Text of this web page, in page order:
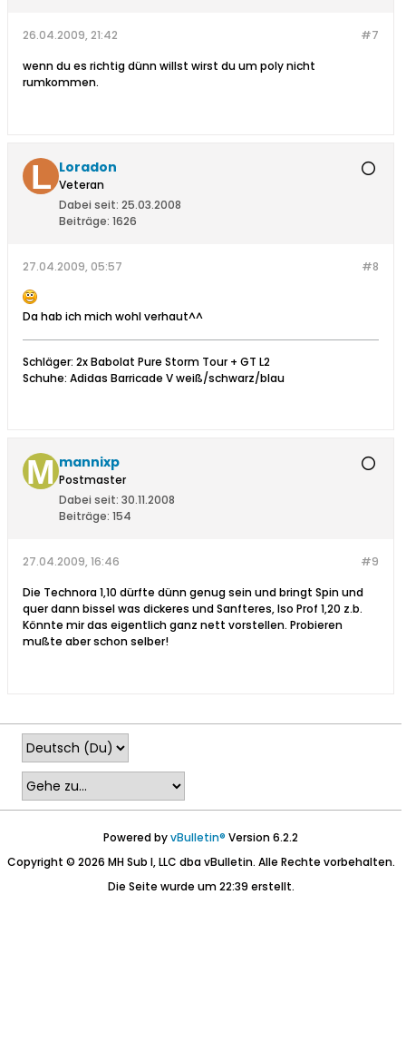
#7
26.04.2009, 21:42
wenn du es richtig dünn willst wirst du um poly nicht
rumkommen.
Loradon
Veteran
Dabei seit: 25.03.2008
Beiträge: 1626
#8
27.04.2009, 05:57
Da hab ich mich wohl verhaut^^
Schläger: 2x Babolat Pure Storm Tour + GT L2
Schuhe: Adidas Barricade V weiß/schwarz/blau
mannixp
Postmaster
Dabei seit: 30.11.2008
Beiträge: 154
#9
27.04.2009, 16:46
Die Technora 1,10 dürfte dünn genug sein und bringt Spin und
quer dann bissel was dickeres und Sanfteres, Iso Prof 1,20 z.b.
Könnte mir das eigentlich ganz nett vorstellen. Probieren
mußte aber schon selber!
Powered byvBulletin® Version 6.2.2
Copyright © 2026 MH Sub I, LLC dba vBulletin. Alle Rechte vorbehalten.
Die Seite wurde um 22:39 erstellt.